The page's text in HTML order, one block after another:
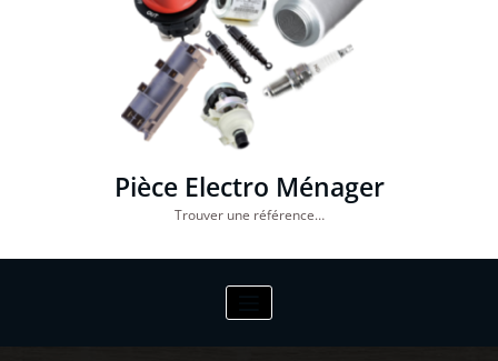
Pièce Electro Ménager
Trouver une référence…